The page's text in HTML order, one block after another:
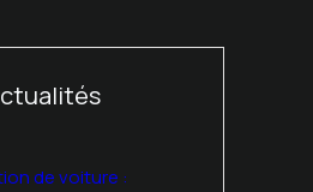
de voiture :